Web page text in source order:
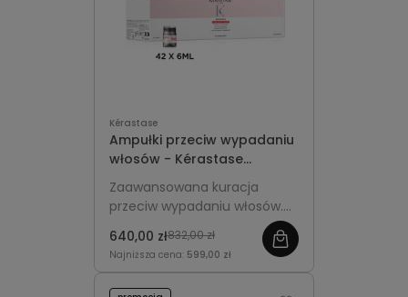
Kérastase
Ampułki przeciw wypadaniu
włosów - Kérastase
Genesis Kuracja
Wzmacniająca 42x6ml
Zaawansowana kuracja
przeciw wypadaniu włosów.
Redukuje łamliwość i utratę
pasm, wzmacnia cebulki oraz
zagęszcza włosy
640,00 zł832,00 zł
Najniższa cena: 599,00 zł